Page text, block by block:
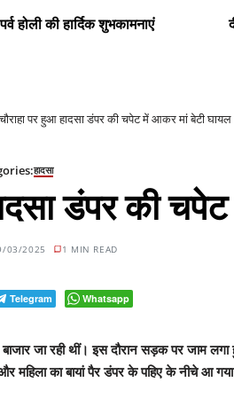
होली की हार्दिक शुभकामनाएं
पर हुआ हादसा डंपर की चपेट में आकर मां बेटी घायल
हादसा
डंपर की
03/2025 1 MIN READ
Telegram Whatsapp
जा रही थीं। इस दौरान सड़क पर जाम
का बायां पैर डंपर के पहिए के नीचे आ